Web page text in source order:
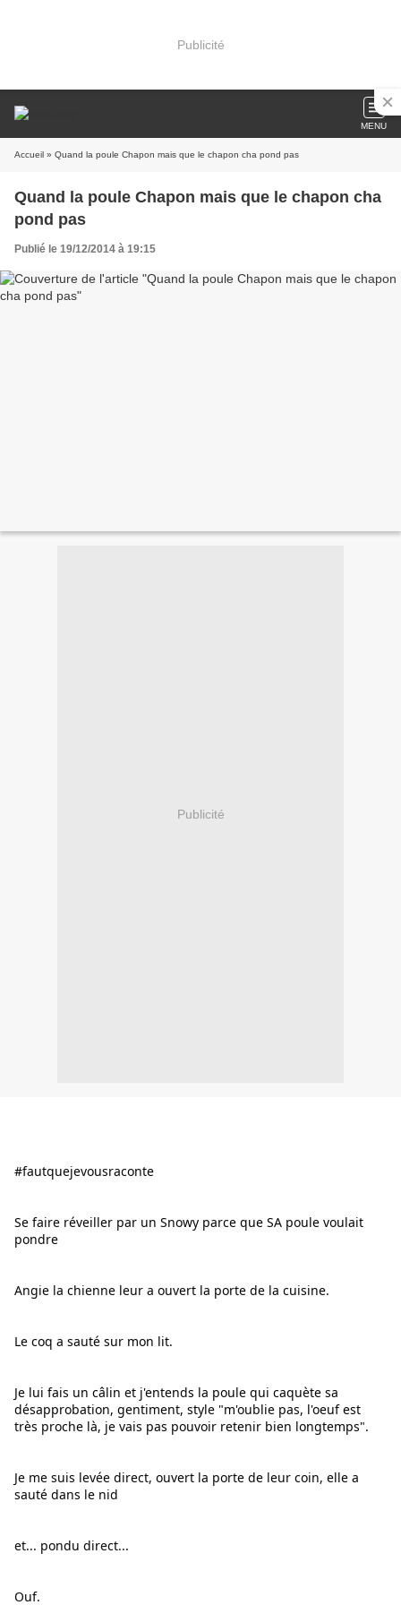
Publicité
MENU
Accueil » Quand la poule Chapon mais que le chapon cha pond pas
Quand la poule Chapon mais que le chapon cha
pond pas
Publié le 19/12/2014 à 19:15
Publicité
#fautquejevousraconte
Se faire réveiller par un Snowy parce que SA poule voulait
pondre
Angie la chienne leur a ouvert la porte de la cuisine.
Le coq a sauté sur mon lit.
Je lui fais un câlin et j'entends la poule qui caquète sa
désapprobation, gentiment, style "m'oublie pas, l'oeuf est
très proche là, je vais pas pouvoir retenir bien longtemps".
Je me suis levée direct, ouvert la porte de leur coin, elle a
sauté dans le nid
et... pondu direct...
Ouf.